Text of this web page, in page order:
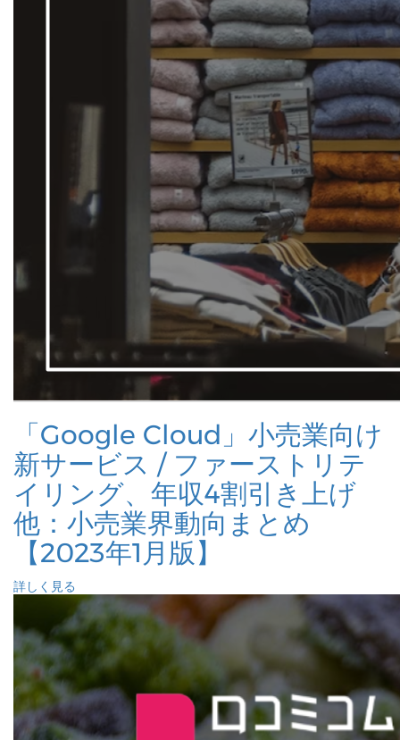
「Google Cloud」小売業向け
新サービス / ファーストリテ
イリング、年収4割引き上げ
他：小売業界動向まとめ
【2023年1月版】
詳しく見る